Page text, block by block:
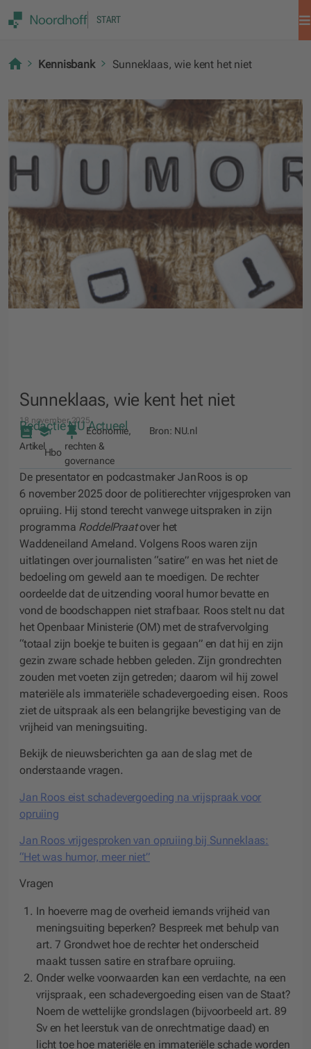
START
Kennisbank Sunneklaas, wie kent het niet
Sunneklaas, wie kent het niet
18 november 2025
Redactie NU Actueel
Artikel
Hbo
Economie,
rechten &
governance
Bron: NU.nl
De presentator en podcastmaker Jan Roos is op
6 november 2025 door de politierechter vrijgesproken van
opruiing. Hij stond terecht vanwege uitspraken in zijn
programma RoddelPraatover het
Waddeneiland Ameland. Volgens Roos waren zijn
uitlatingen over journalisten “satire” en was het niet de
bedoeling om geweld aan te moedigen. De rechter
oordeelde dat de uitzending vooral humor bevatte en
vond de boodschappen niet strafbaar. Roos stelt nu dat
het Openbaar Ministerie (OM) met de strafvervolging
“totaal zijn boekje te buiten is gegaan” en dat hij en zijn
gezin zware schade hebben geleden. Zijn grondrechten
zouden met voeten zijn getreden; daarom wil hij zowel
materiële als immateriële schadevergoeding eisen. Roos
ziet de uitspraak als een belangrijke bevestiging van de
vrijheid van meningsuiting.
Bekijk de nieuwsberichten ga aan de slag met de
onderstaande vragen.
Jan Roos eist schadevergoeding na vrijspraak voor
opruiing
Jan Roos vrijgesproken van opruiing bij Sunneklaas:
“Het was humor, meer niet”
Vragen
In hoeverre mag de overheid iemands vrijheid van
meningsuiting beperken? Bespreek met behulp van
art. 7 Grondwet hoe de rechter het onderscheid
maakt tussen satire en strafbare opruiing.
Onder welke voorwaarden kan een verdachte, na een
vrijspraak, een schadevergoeding eisen van de Staat?
Noem de wettelijke grondslagen (bijvoorbeeld art. 89
Sv en het leerstuk van de onrechtmatige daad) en
licht toe hoe materiële en immateriële schade worden